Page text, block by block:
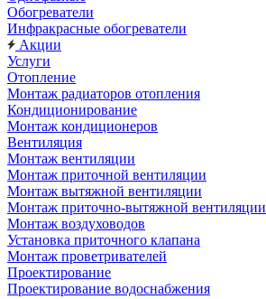
Обогреватели
Инфракрасные обогреватели
Акции
Услуги
Отопление
Монтаж радиаторов отопления
Кондиционирование
Монтаж кондиционеров
Вентиляция
Монтаж вентиляции
Монтаж приточной вентиляции
Монтаж вытяжной вентиляции
Монтаж приточно-вытяжной вентиляции
Монтаж воздуховодов
Установка приточного клапана
Монтаж проветривателей
Проектирование
Проектирование водоснабжения